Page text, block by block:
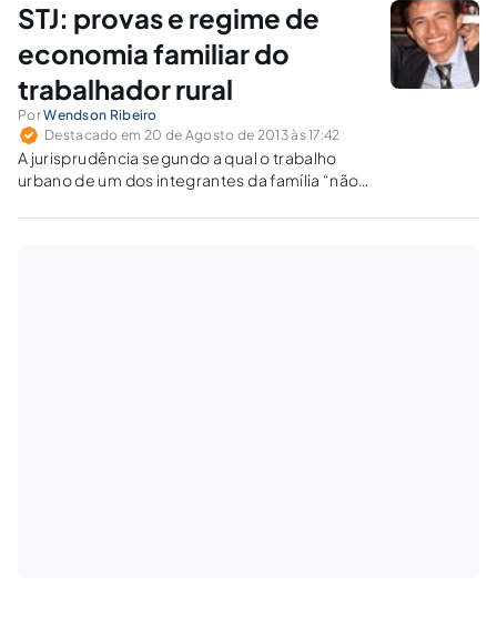
STJ: provas e regime de
economia familiar do
trabalhador rural
PorWendson Ribeiro
Destacado em 20 de Agosto de 2013 às 17:42
A jurisprudência segundo a qual o trabalho
urbano de um dos integrantes da família “não
dos demais componentes” só tem aplicação